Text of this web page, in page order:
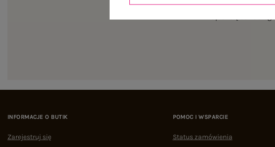
INFORMACJE O BUTIK
Zarejestruj się
POMOC I WSPARCIE
Status zamówienia